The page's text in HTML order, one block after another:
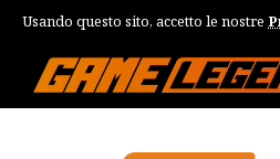
Usando questo sito, accetto le nostre